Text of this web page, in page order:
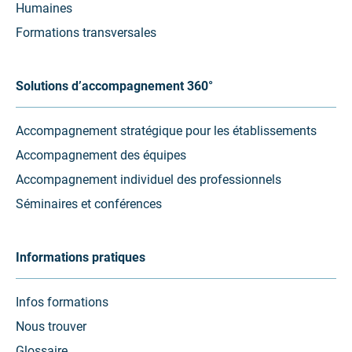
Humaines
Formations transversales
Solutions d’accompagnement 360°
Accompagnement stratégique pour les établissements
Accompagnement des équipes
Accompagnement individuel des professionnels
Séminaires et conférences
Informations pratiques
Infos formations
Nous trouver